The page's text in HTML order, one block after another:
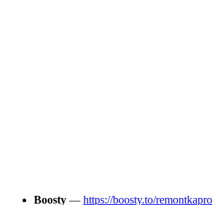
Boosty — https://boosty.to/remontkapro